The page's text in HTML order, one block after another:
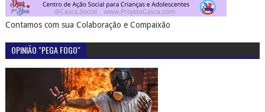
Contamos com sua Colaboração e Compaixão
OPINIÃO "PEGA FOGO"